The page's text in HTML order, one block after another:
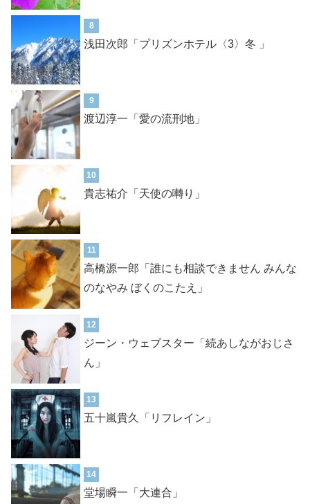
8
浅田次郎「プリズンホテル〈3〉冬 」
9
渡辺淳一「愛の流刑地」
10
貴志祐介「天使の囀り」
11
高橋源一郎「誰にも相談できません みんな
のなやみ ぼくのこたえ」
12
ジーン・ウェブスター「続あしながおじさ
ん」
13
五十嵐貴久「リフレイン」
14
堂場瞬一「大連合」